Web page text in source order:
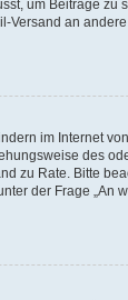
um Beiträge zu
an
im Internet
des
zu Rate. Bitte
der Frage „An